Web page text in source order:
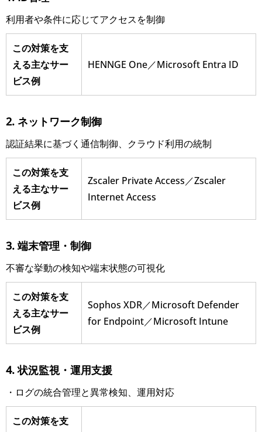
利用者や条件に応じてアクセスを制御
この対策を支
える主なサー
ビス例
HENNGE One／Microsoft Entra ID
2. ネットワーク制御
認証結果に基づく通信制御、クラウド利用の統制
この対策を支
える主なサー
ビス例
Zscaler Private Access／Zscaler
Internet Access
3. 端末管理・制御
不審な挙動の検知や端末状態の可視化
この対策を支
える主なサー
ビス例
Sophos XDR／Microsoft Defender
for Endpoint／Microsoft Intune
4. 状況監視・運用支援
・ログの統合管理と異常検知、運用対応
この対策を支